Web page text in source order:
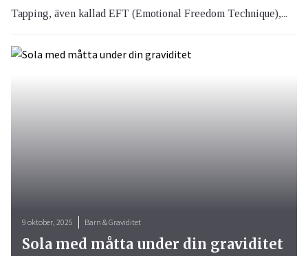
Tapping, även kallad EFT (Emotional Freedom Technique),...
9 oktober, 2025 Barn & Graviditet
Sola med måtta under din graviditet